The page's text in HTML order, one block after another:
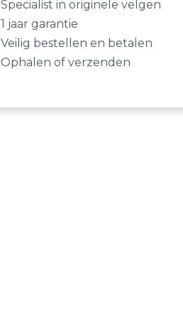
Specialist in originele velgen
1 jaar garantie
Veilig bestellen en betalen
Ophalen of verzenden